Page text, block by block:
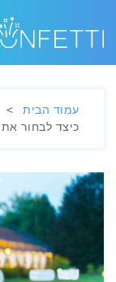
עמוד הבית >
כיצד לבחור